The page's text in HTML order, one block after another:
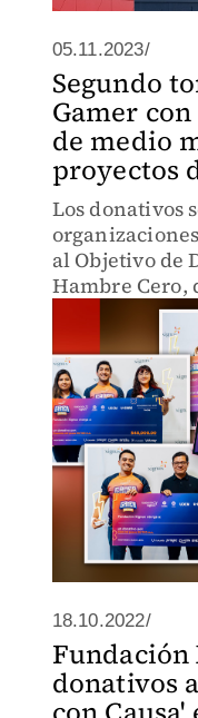
05.11.2023/
Segundo
Gamer
de medio
proyectos
Los donativos
al Objetivo de
Hambre Cero,
primeros
lugares.
18.10.2022/
donativos